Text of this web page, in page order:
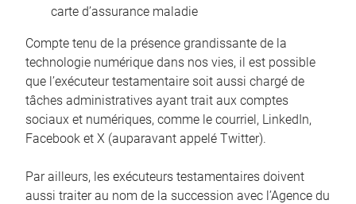
carte d’assurance maladie
Compte tenu de la présence grandissante de la
technologie numérique dans nos vies, il est possible
que l’exécuteur testamentaire soit aussi chargé de
tâches administratives ayant trait aux comptes
sociaux et numériques, comme le courriel, LinkedIn,
Facebook et X (auparavant appelé Twitter).
Par ailleurs, les exécuteurs testamentaires doivent
aussi traiter au nom de la succession avec l’Agence du